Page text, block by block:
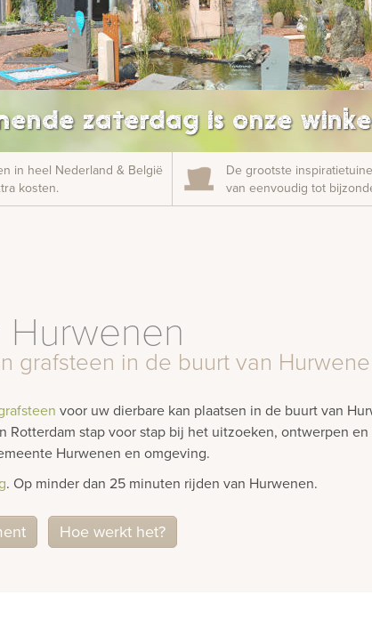
zaterdag is onze
in heel Nederland & België
kosten.
De grootste
van eenvoudig tot
grafsteen in de buurt van
voor uw dierbare kan plaatsen in de buurt van
Rotterdam stap voor stap bij het uitzoeken, ontwerpen
Hurwenen en omgeving.
. Op minder dan 25 minuten rijden van Hurwenen.
Hoe werkt het?